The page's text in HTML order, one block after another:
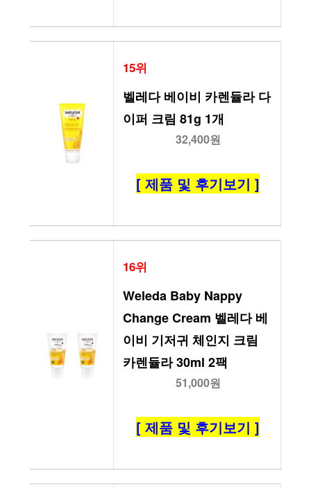
15위
벨레다 베이비 카렌듈라 다
이퍼 크림 81g 1개
32,400원
[ 제품 및 후기보기 ]
16위
Weleda Baby Nappy
Change Cream 벨레다 베
이비 기저귀 체인지 크림
카렌듈라 30ml 2팩
51,000원
[ 제품 및 후기보기 ]